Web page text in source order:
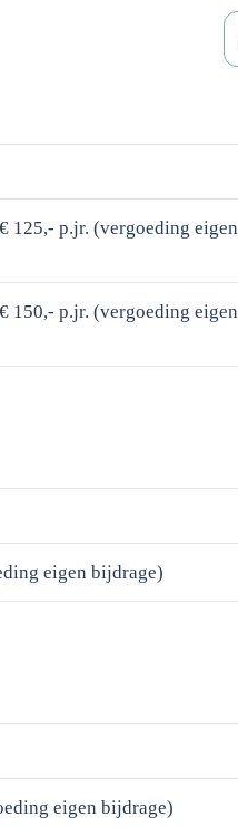
125,- p.jr. (vergoeding eigen
150,- p.jr. (vergoeding eigen
eigen bijdrage)
eigen bijdrage)